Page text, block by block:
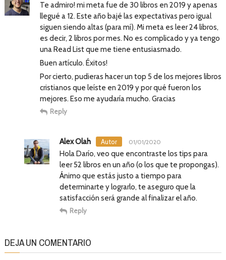
Te admiro! mi meta fue de 30 libros en 2019 y apenas
llegué a 12. Este año bajé las expectativas pero igual
siguen siendo altas (para mí). Mi meta es leer 24 libros,
es decir, 2 libros por mes. No es complicado y ya tengo
una Read List que me tiene entusiasmado.
Buen artículo. Éxitos!
Por cierto, pudieras hacer un top 5 de los mejores libros
cristianos que leíste en 2019 y por qué fueron los
mejores. Eso me ayudaría mucho. Gracias
Reply
Alex Olah 01/01/2020
Hola Darío, veo que encontraste los tips para
leer 52 libros en un año (o los que te propongas).
Ánimo que estás justo a tiempo para
determinarte y lograrlo, te aseguro que la
satisfacción será grande al finalizar el año.
Reply
DEJA UN COMENTARIO